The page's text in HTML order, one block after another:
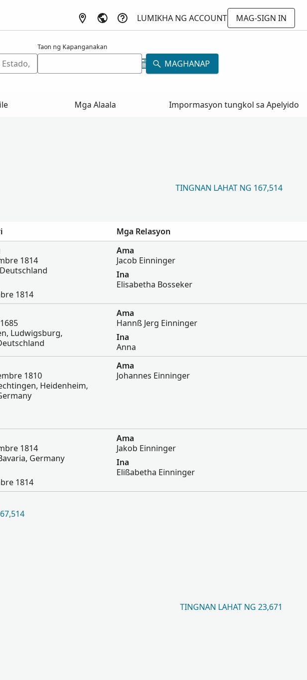
LUMIKHA NG ACCOUNT
MAG-SIGN IN
Taon ng Kapanganakan
MAGHANAP
Mga Alaala Impormasyon tungkol sa Apelyido
TINGNAN LAHAT NG 167,514
Mga Relasyon
1814
1814
Ama
Jacob Einninger
Ina
Elisabetha Bosseker
Ludwigsburg,
Ama
Hannß Jerg Einninger
Ina
Anna
1810
Heidenheim,
Ama
Johannes Einninger
1814
Germany
1814
Ama
Jakob Einninger
Ina
Elißabetha Einninger
TINGNAN LAHAT NG 23,671